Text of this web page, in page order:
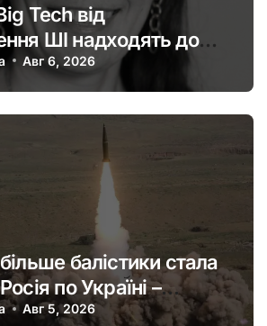
Tech від
ШІ надходять до
змінити глобальну
Авг 6, 2026
балістики стала
по Україні –
Авг 5, 2026